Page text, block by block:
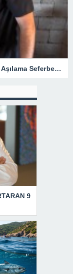
Lüleburgaz’da Zoonoz Hastalıklara Karşı Aşılama Seferberliği
9